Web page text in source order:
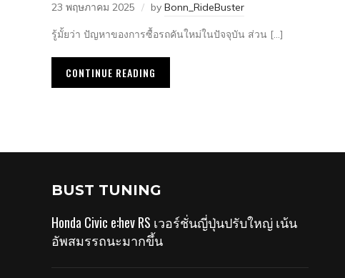
23 พฤษภาคม 2025 by Bonn_RideBuster
รู้มั้ยว่า ปัญหาของการซื้อรถคันใหม่ในปัจจุบัน ส่วน […]
CONTINUE READING
BUST TUNING
Honda Civic e:hev RS เวอร์ชั่นญี่ปุ่นปรับใหญ่ เน้น
อัพสมรรถนะมากขึ้น